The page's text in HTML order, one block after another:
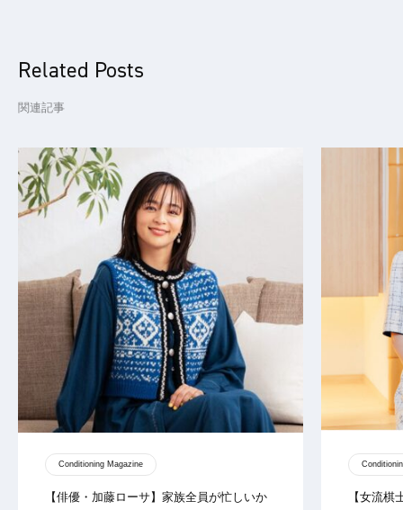
Related Posts
関連記事
Conditioning Magazine
【俳優・加藤ローサ】家族全員が忙しいか
【女流